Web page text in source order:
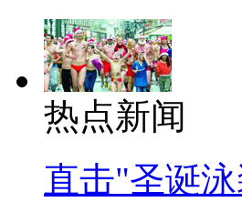
热点新闻
直击"圣诞